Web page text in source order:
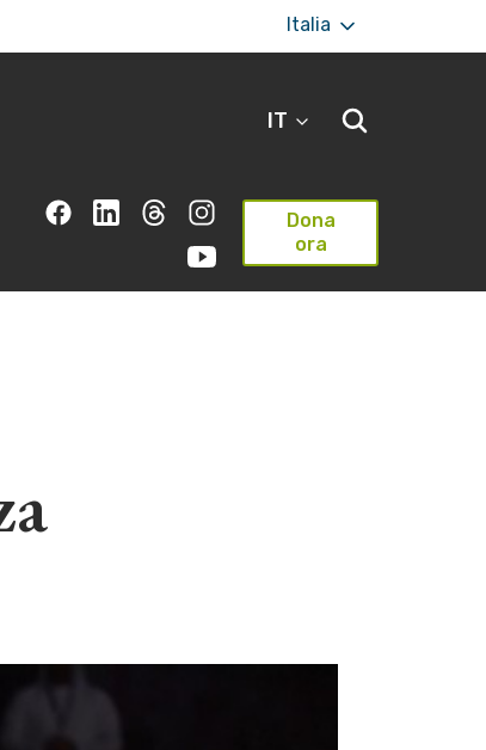
Italia
IT
Dona
ora